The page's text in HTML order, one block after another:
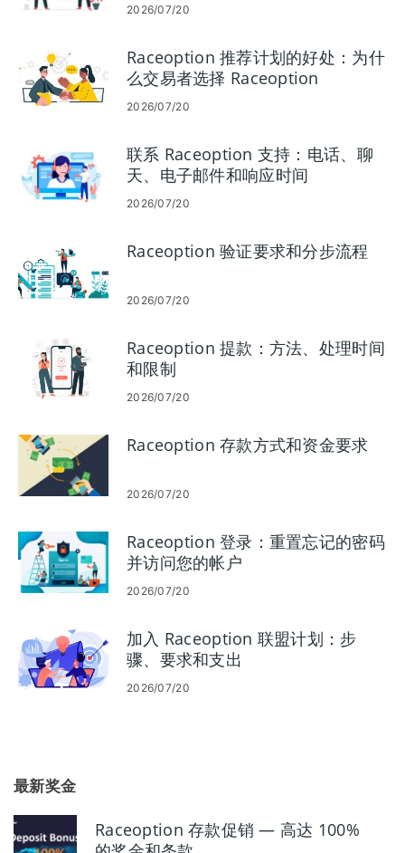
2026/07/20
Raceoption 推荐计划的好处：为什
么交易者选择 Raceoption
2026/07/20
联系 Raceoption 支持：电话、聊
天、电子邮件和响应时间
2026/07/20
Raceoption 验证要求和分步流程
2026/07/20
Raceoption 提款：方法、处理时间
和限制
2026/07/20
Raceoption 存款方式和资金要求
2026/07/20
Raceoption 登录：重置忘记的密码
并访问您的帐户
2026/07/20
加入 Raceoption 联盟计划：步
骤、要求和支出
2026/07/20
最新奖金
Raceoption 存款促销 — 高达 100%